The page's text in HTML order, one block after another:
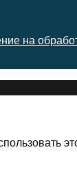
на